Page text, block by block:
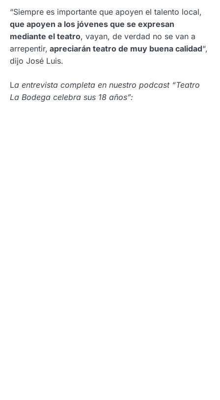
“Siempre es importante que apoyen el talento local,
que apoyen a los jóvenes que se expresan
mediante el teatro, vayan, de verdad no se van a
arrepentir, apreciarán teatro de muy buena calidad“,
dijo José Luis.
La entrevista completa en nuestro podcast “Teatro
La Bodega celebra sus 18 años”: